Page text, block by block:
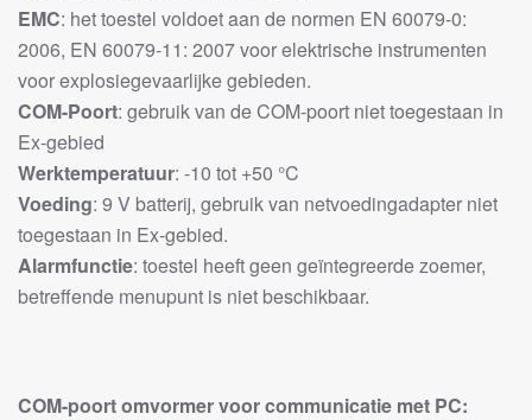
EMC: het toestel voldoet aan de normen EN 60079-0:
2006, EN 60079-11: 2007 voor elektrische instrumenten
voor explosiegevaarlijke gebieden.
COM-Poort: gebruik van de COM-poort niet toegestaan in
Ex-gebied
Werktemperatuur: -10 tot +50 °C
Voeding: 9 V batterij, gebruik van netvoedingadapter niet
toegestaan in Ex-gebied.
Alarmfunctie: toestel heeft geen geïntegreerde zoemer,
betreffende menupunt is niet beschikbaar.
COM-poort omvormer voor communicatie met PC: